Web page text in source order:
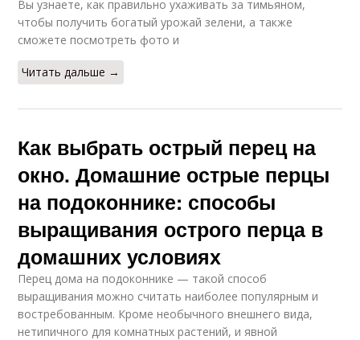
Вы узнаете, как правильно ухаживать за тимьяном,
чтобы получить богатый урожай зелени, а также
сможете посмотреть фото и
Читать дальше →
Как выбрать острый перец на
окно. Домашние острые перцы
на подоконнике: способы
выращивания острого перца в
домашних условиях
Перец дома на подоконнике — такой способ
выращивания можно считать наиболее популярным и
востребованным. Кроме необычного внешнего вида,
нетипичного для комнатных растений, и явной